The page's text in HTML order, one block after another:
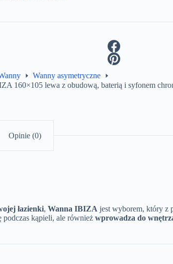
Wanny asymetryczne
160×105 lewa z obudową, baterią i syfonem
Opinie (0)
łazienki, Wanna IBIZA jest wyborem, który z
podczas kąpieli, ale również wprowadza do